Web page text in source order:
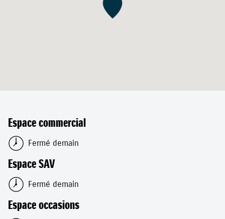
Espace commercial
Fermé demain
Espace SAV
Fermé demain
Espace occasions